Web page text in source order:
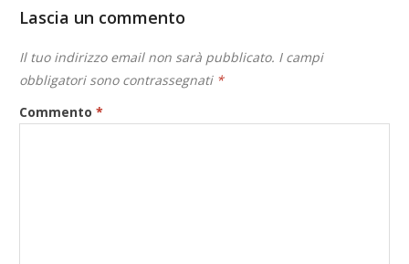
Lascia un commento
Il tuo indirizzo email non sarà pubblicato. I campi
obbligatori sono contrassegnati *
Commento*